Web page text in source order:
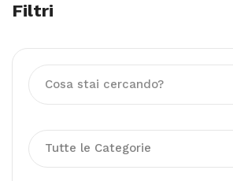
Filtri
Tutte le Categorie